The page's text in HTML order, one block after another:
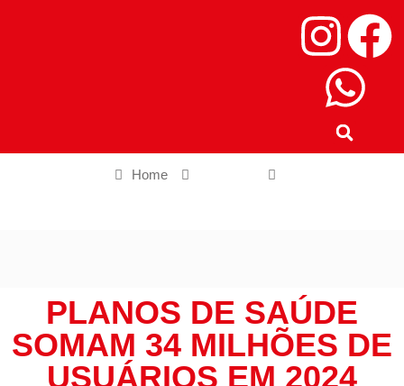
Home
PLANOS DE SAÚDE
SOMAM 34 MILHÕES DE
USUÁRIOS EM 2024